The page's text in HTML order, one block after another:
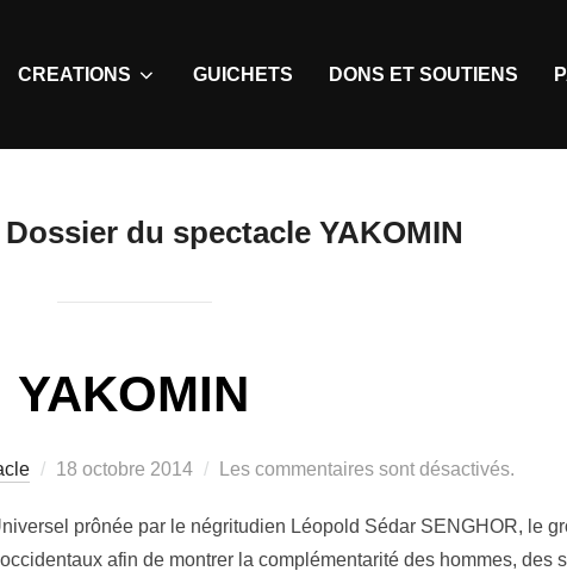
CREATIONS GUICHETS DONS ET SOUTIENS
Dossier du spectacle YAKOMIN
YAKOMIN
18 octobre 2014 Les commentaires sont désactivés.
prônée par le négritudien Léopold Sédar SENGHOR, le
afin de montrer la complémentarité des hommes, des